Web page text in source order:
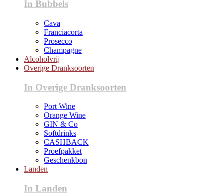
In Bubbels
Cava
Franciacorta
Prosecco
Champagne
Alcoholvrij
Overige Dranksoorten
In Overige Dranksoorten
Port Wine
Orange Wine
GIN & Co
Softdrinks
CASHBACK
Proefpakket
Geschenkbon
Landen
In Landen